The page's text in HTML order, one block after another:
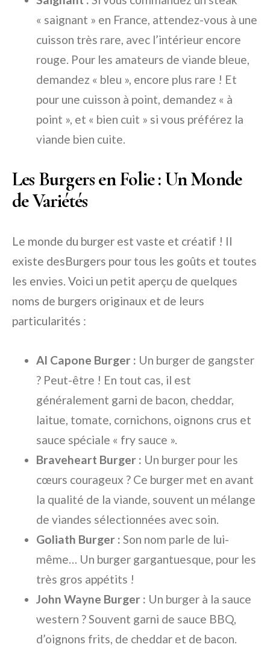
« saignant » en France, attendez-vous à une
cuisson très rare, avec l’intérieur encore
rouge. Pour les amateurs de viande bleue,
demandez « bleu », encore plus rare ! Et
pour une cuisson à point, demandez « à
point », et « bien cuit » si vous préférez la
viande bien cuite.
Les Burgers en Folie : Un Monde
de Variétés
Le monde du burger est vaste et créatif ! Il
existe desBurgers pour tous les goûts et toutes
les envies. Voici un petit aperçu de quelques
noms de burgers originaux et de leurs
particularités :
Al Capone Burger : Un burger de gangster
? Peut-être ! En tout cas, il est
généralement garni de bacon, cheddar,
laitue, tomate, cornichons, oignons crus et
sauce spéciale « fry sauce ».
Braveheart Burger : Un burger pour les
cœurs courageux ? Ce burger met en avant
la qualité de la viande, souvent un mélange
de viandes sélectionnées avec soin.
Goliath Burger : Son nom parle de lui-
même… Un burger gargantuesque, pour les
très gros appétits !
John Wayne Burger : Un burger à la sauce
western ? Souvent garni de sauce BBQ,
d’oignons frits, de cheddar et de bacon.